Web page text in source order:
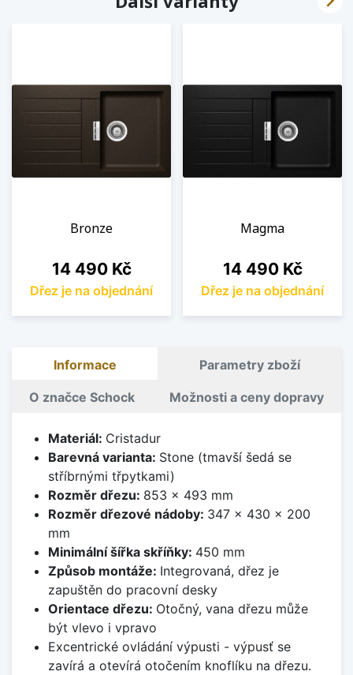
Bronze
Cena
14 490 Kč
Dřez je na objednání
Magma
Cena
14 490 Kč
Dřez je na objednání
Informace Parametry zboží
O značce Schock Možnosti a ceny dopravy
Materiál: Cristadur
Barevná varianta: Stone (tmavší šedá se
stříbrnými třpytkami)
Rozměr dřezu: 853 x 493 mm
Rozměr dřezové nádoby: 347 x 430 x 200
mm
Minimální šířka skříňky: 450 mm
Způsob montáže: Integrovaná, dřez je
zapuštěn do pracovní desky
Orientace dřezu: Otočný, vana dřezu může
být vlevo i vpravo
Excentrické ovládání výpusti - výpusť se
zavírá a otevírá otočením knoflíku na dřezu.